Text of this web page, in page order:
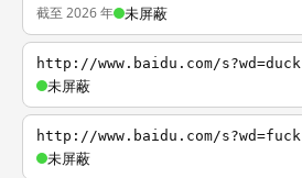
截至 2026 年 未屏蔽
http://www.baidu.com/s?wd=duck
未屏蔽
http://www.baidu.com/s?wd=fuck
未屏蔽